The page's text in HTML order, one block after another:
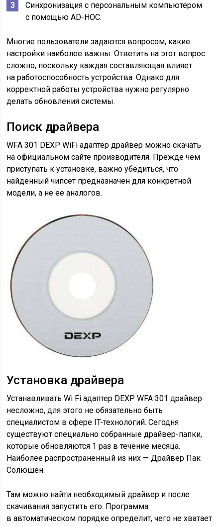
Синхронизация с персональным компьютером
с помощью AD-HOC.
Многие пользователи задаются вопросом, какие
настройки наиболее важны. Ответить на этот вопрос
сложно, поскольку каждая составляющая влияет
на работоспособность устройства. Однако для
корректной работы устройства нужно регулярно
делать обновления системы.
Поиск драйвера
WFA 301 DEXP WiFi адаптер драйвер можно скачать
на официальном сайте производителя. Прежде чем
приступать к установке, важно убедиться, что
найденный чипсет предназначен для конкретной
модели, а не ее аналогов.
Установка драйвера
Устанавливать Wi Fi адаптер DEXP WFA 301 драйвер
несложно, для этого не обязательно быть
специалистом в сфере IT-технологий. Сегодня
существуют специально собранные драйвер-папки,
которые обновляются 1 раз в течение месяца.
Наиболее распространенный из них — Драйвер Пак
Солюшен.
Там можно найти необходимый драйвер и после
скачивания запустить его. Программа
в автоматическом порядке определит, чего не хватает